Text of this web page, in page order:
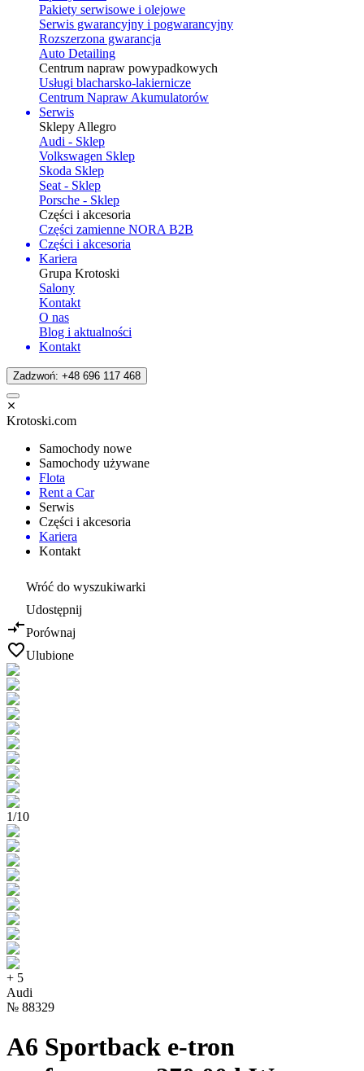
Pakiety serwisowe i olejowe
Serwis gwarancyjny i pogwarancyjny
Rozszerzona gwarancja
Auto Detailing
Centrum napraw powypadkowych
Usługi blacharsko-lakiernicze
Centrum Napraw Akumulatorów
Serwis
Sklepy Allegro
Audi - Sklep
Volkswagen Sklep
Skoda Sklep
Seat - Sklep
Porsche - Sklep
Części i akcesoria
Części zamienne NORA B2B
Części i akcesoria
Kariera
Grupa Krotoski
Salony
Kontakt
O nas
Blog i aktualności
Kontakt
Zadzwoń: +48 696 117 468
Krotoski.com
Samochody nowe
Samochody używane
Flota
Rent a Car
Serwis
Części i akcesoria
Kariera
Kontakt
Wróć do wyszukiwarki
Udostępnij
Porównaj
Ulubione
1/10
+ 5
Audi
№ 88329
A6 Sportback e-tron